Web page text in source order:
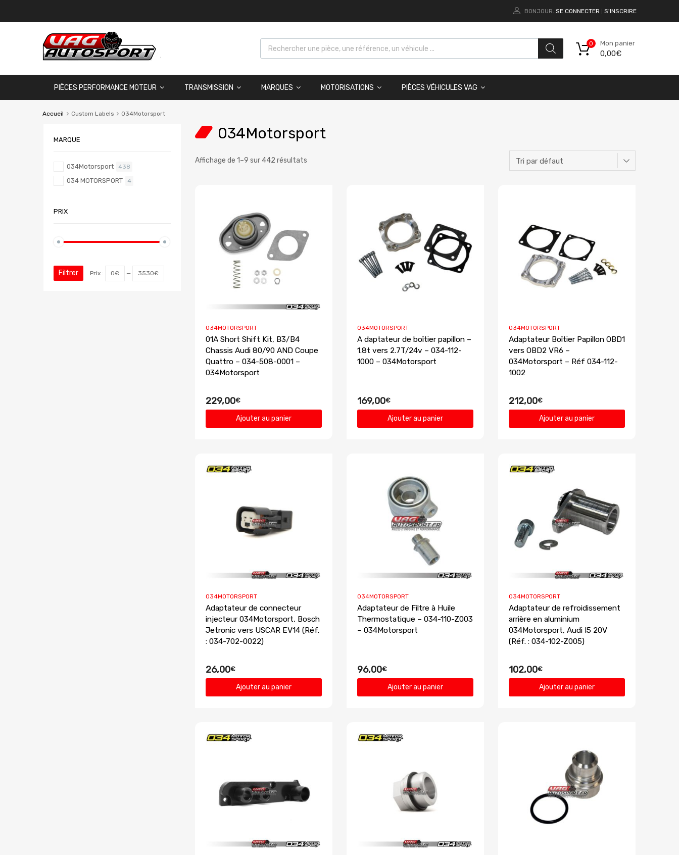
BONJOUR. SE CONNECTER S'INSCRIRE
Mon panier
0,00€
0
PIÈCES PERFORMANCE MOTEUR TRANSMISSION MARQUES MOTORISATIONS PIÈCES VÉHICULES VAG
Accueil Custom Labels 034Motorsport
034Motorsport
Affichage de 1–9 sur 442 résultats
034MOTORSPORT
01A Short Shift Kit, B3/B4
Chassis Audi 80/90 AND Coupe
Quattro – 034-508-0001 –
034Motorsport
229,00€
Ajouter au panier
034MOTORSPORT
A daptateur de boîtier papillon –
1.8t vers 2.7T/24v – 034-112-
1000 – 034Motorsport
169,00€
Ajouter au panier
034MOTORSPORT
Adaptateur Boîtier Papillon OBD1
vers OBD2 VR6 –
034Motorsport – Réf 034-112-
1002
212,00€
Ajouter au panier
034MOTORSPORT
Adaptateur de connecteur
injecteur 034Motorsport, Bosch
Jetronic vers USCAR EV14 (Réf.
: 034-702-0022)
26,00€
Ajouter au panier
034MOTORSPORT
Adaptateur de Filtre à Huile
Thermostatique – 034-110-Z003
– 034Motorsport
96,00€
Ajouter au panier
034MOTORSPORT
Adaptateur de refroidissement
arrière en aluminium
034Motorsport, Audi I5 20V
(Réf. : 034-102-Z005)
102,00€
Ajouter au panier
MARQUE
034Motorsport 438
034 MOTORSPORT 4
PRIX
Filtrer Prix : 0€ — 3530€